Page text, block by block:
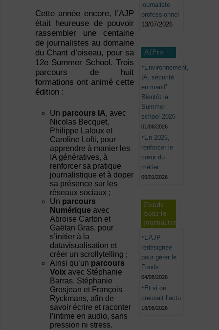
Cette année encore, l’AJP
était heureuse de pouvoir
rassembler une centaine
de journalistes au domaine
du Chant d’oiseau, pour sa
12e Summer School. Trois
parcours de huit
formations ont animé cette
édition :
Un parcours IA, avec
Nicolas Becquet,
Philippe Laloux et
Caroline Lofti, pour
apprendre à manier les
IA génératives, à
renforcer sa pratique
journalistique et à doper
sa présence sur les
réseaux sociaux ;
Un parcours
Numérique avec
Abroise Carton et
Gaëtan Gras, pour
s’initier à la
datavisualisation et
créer un scrollytelling ;
Ainsi qu’un parcours
Voix avec Stéphanie
Barras, Stéphanie
Grosjean et François
Ryckmans, afin de
savoir écrire et raconter
l’intime en audio, sans
pression ni stress.
journaliste
professionnel
13/07/2026
AJPro
Environnement,
IA, sécurité
en manif’…
Bientôt la
Summer
school 2026
01/06/2026
En 2026,
renforcer le
cœur du
métier
06/01/2026
Fonds
pour le
journalisme
L’AJP
redésignée
pour gérer le
Fonds
04/08/2026
Et si on
creusait l’actu
18/05/2026